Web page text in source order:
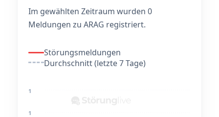
Im gewählten Zeitraum wurden 0
Meldungen zu ARAG registriert.
Störungsmeldungen
Durchschnitt (letzte 7 Tage)
1
1